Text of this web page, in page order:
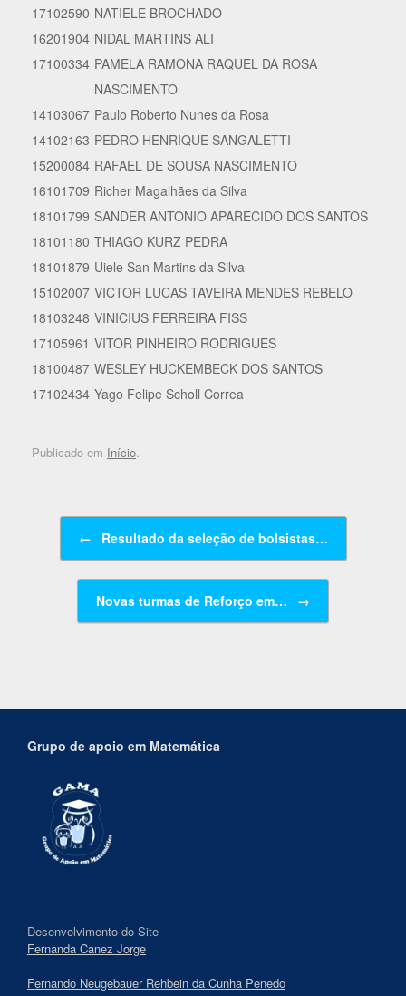
17102590 NATIELE BROCHADO
16201904 NIDAL MARTINS ALI
17100334 PAMELA RAMONA RAQUEL DA ROSA
NASCIMENTO
14103067 Paulo Roberto Nunes da Rosa
14102163 PEDRO HENRIQUE SANGALETTI
15200084 RAFAEL DE SOUSA NASCIMENTO
16101709 Richer Magalhães da Silva
18101799 SANDER ANTÔNIO APARECIDO DOS SANTOS
18101180 THIAGO KURZ PEDRA
18101879 Uiele San Martins da Silva
15102007 VICTOR LUCAS TAVEIRA MENDES REBELO
18103248 VINICIUS FERREIRA FISS
17105961 VITOR PINHEIRO RODRIGUES
18100487 WESLEY HUCKEMBECK DOS SANTOS
17102434 Yago Felipe Scholl Correa
Publicado em Início.
Navegação de posts
← Resultado da seleção de bolsistas…
Novas turmas de Reforço em… →
Grupo de apoio em Matemática
Desenvolvimento do Site
Fernanda Canez Jorge
Fernando Neugebauer Rehbein da Cunha Penedo